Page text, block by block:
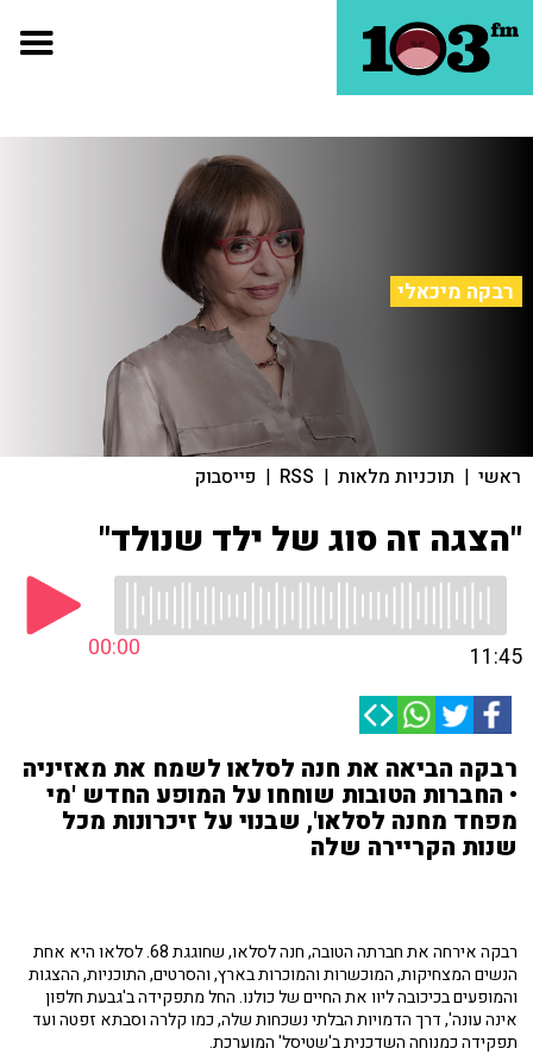
רבקה מיכאלי
ראשי | תוכניות מלאות |
RSS
| פייסבוק
"הצגה זה סוג של ילד שנולד"
00:00 11:45
רבקה הביאה את חנה לסלאו לשמח את מאזיניה
• החברות הטובות שוחחו על המופע החדש 'מי
מפחד מחנה לסלאו', שבנוי על זיכרונות מכל
שנות הקריירה שלה
רבקה אירחה את חברתה הטובה, חנה לסלאו, שחוגגת 68. לסלאו היא אחת
הנשים המצחיקות, המוכשרות והמוכרות בארץ, והסרטים, התוכניות, ההצגות
והמופעים בכיכובה ליוו את החיים של כולנו. החל מתפקידה ב'גבעת חלפון
אינה עונה', דרך הדמויות הבלתי נשכחות שלה, כמו קלרה וסבתא זפטה ועד
תפקידה כמנוחה השדכנית ב'שטיסל' המוערכת.